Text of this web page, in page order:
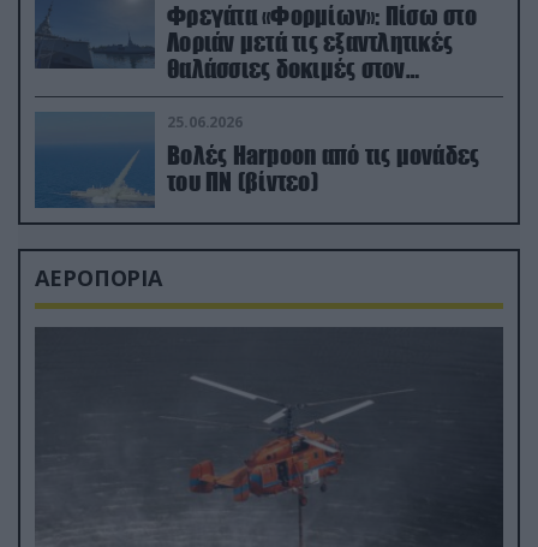
Φρεγάτα «Φορμίων»: Πίσω στο
Λοριάν μετά τις εξαντλητικές
θαλάσσιες δοκιμές στον
απαιτητικό Βισκαϊκό
25.06.2026
Βολές Harpoon από τις μονάδες
του ΠΝ (βίντεο)
ΑΕΡΟΠΟΡΙΑ